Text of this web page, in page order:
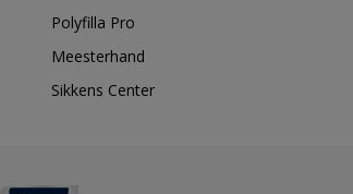
Polyfilla Pro
Meesterhand
Sikkens Center